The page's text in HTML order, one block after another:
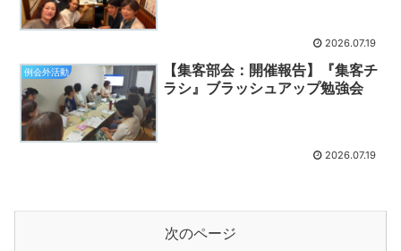
2026.07.19
例会外活動
【集客部会：開催報告】『集客チ
ラシ』ブラッシュアップ勉強会
2026.07.19
次のページ